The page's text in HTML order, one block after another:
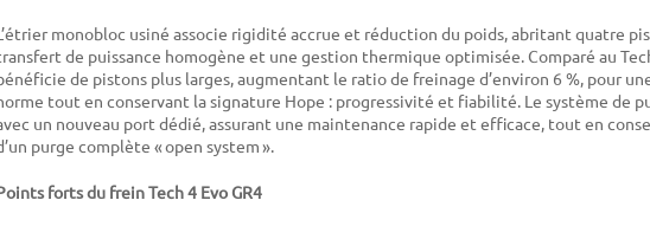
monobloc usiné associe rigidité accrue et réduction du poids, abritant quatre
de puissance homogène et une gestion thermique optimisée. Comparé au
de pistons plus larges, augmentant le ratio de freinage d’environ 6 %, pour
tout en conservant la signature Hope : progressivité et fiabilité. Le système de
un nouveau port dédié, assurant une maintenance rapide et efficace, tout en
purge complète « open system ».
forts du frein Tech 4 Evo GR4